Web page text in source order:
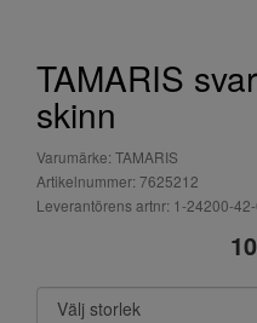
TAMARIS
skinn
Varumärke: TAMARIS
Artikelnummer: 7625212
Leverantörens artnr: 1-24200-